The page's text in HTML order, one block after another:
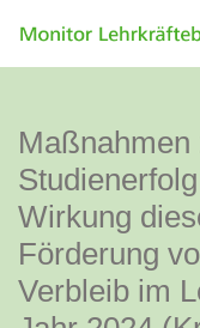
Wirkung
Förderung
Verbleib im